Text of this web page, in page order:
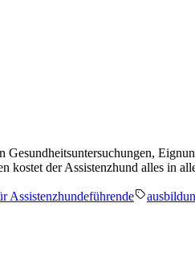
kostet der Assistenzhund alles in
Assistenzhundeführende